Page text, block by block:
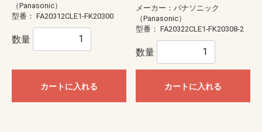
（Panasonic）
型番： FA20312CLE1-FK20300
数量
カートに入れる
メーカー：パナソニック
（Panasonic）
型番： FA20322CLE1-FK20308-2
数量
カートに入れる